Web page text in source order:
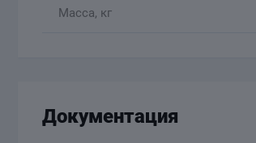
Масса, кг
Документация